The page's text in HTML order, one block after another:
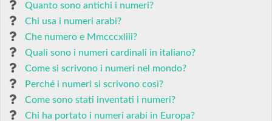
Quanto sono antichi i numeri?
Chi usa i numeri arabi?
Che numero e Mmcccxliii?
Quali sono i numeri cardinali in italiano?
Come si scrivono i numeri nel mondo?
Perché i numeri si scrivono così?
Come sono stati inventati i numeri?
Chi ha portato i numeri arabi in Europa?